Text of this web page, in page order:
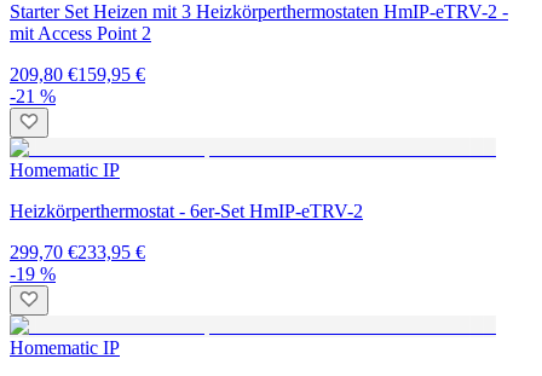
Starter Set Heizen mit 3 Heizkörperthermostaten HmIP-eTRV-2 -
mit Access Point 2
209,80 €159,95 €
-21 %
Homematic IP
Heizkörperthermostat - 6er-Set HmIP-eTRV-2
299,70 €233,95 €
-19 %
Homematic IP